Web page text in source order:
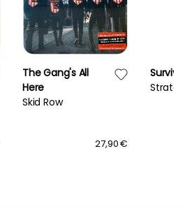
The Gang's All
Here
Skid Row
27,90 €
Survive